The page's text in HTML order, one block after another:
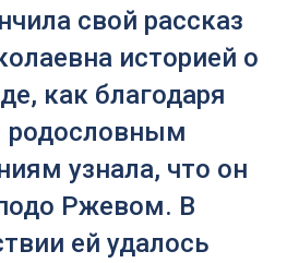
свой рассказ
историей о
как благодаря
родословным
узнала, что он
Ржевом. В
ей удалось